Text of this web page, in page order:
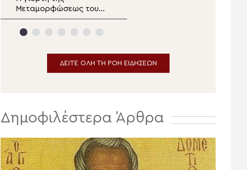
Μεταμορφώσεως του
Σωτήρος στον ιερό
βράχο της Πρασινάδας
ΔΕΙΤΕ ΟΛΗ ΤΗ ΡΟΗ ΕΙΔΗΣΕΩΝ
Δημοφιλέστερα Άρθρα